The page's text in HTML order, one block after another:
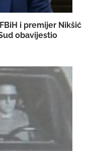
i premijer Nikšić
obavijestio